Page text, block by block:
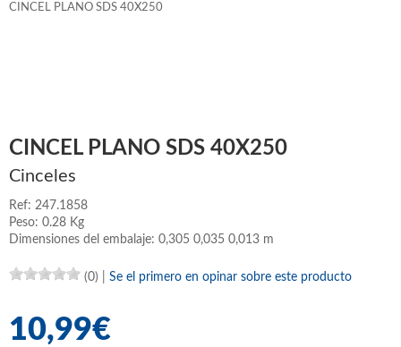
CINCEL PLANO SDS 40X250
CINCEL PLANO SDS 40X250
Cinceles
Ref: 247.1858
Peso: 0.28 Kg
Dimensiones del embalaje: 0,305 0,035 0,013 m
(0) Se el primero en opinar sobre este producto
10,99€